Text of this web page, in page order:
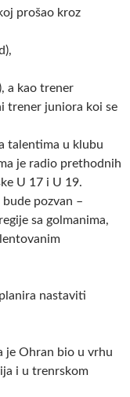
prošao kroz
a kao trener
trener juniora koi se
talentima u klubu
je radio prethodnih
U 17 i U 19.
pozvan –
sa golmanima,
nastaviti
je Ohran bio u vrhu
i u trenrskom